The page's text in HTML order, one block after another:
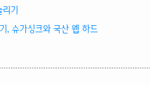
기
, 슈가싱크와 국산 웹 하드